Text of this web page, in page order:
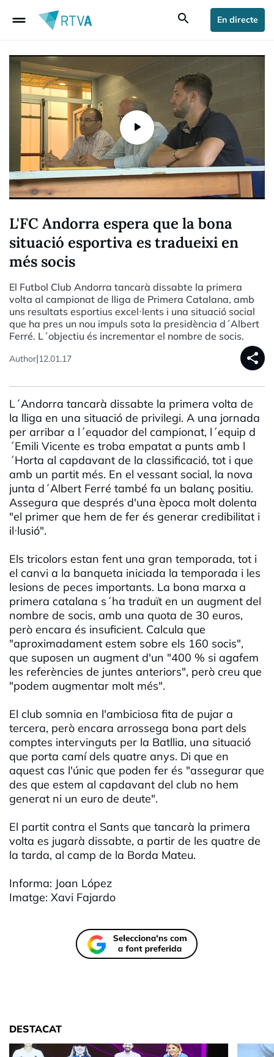
drag_handle search En directe
L'FC Andorra espera que la bona
situació esportiva es tradueixi en
més socis
El Futbol Club Andorra tancarà dissabte la primera
volta al campionat de lliga de Primera Catalana, amb
uns resultats esportius excel·lents i una situació social
que ha pres un nou impuls sota la presidència d´Albert
Ferré. L´objectiu és incrementar el nombre de socis.
Author|12.01.17 share
L´Andorra tancarà dissabte la primera volta de
la lliga en una situació de privilegi. A una jornada
per arribar a l´equador del campionat, l´equip d
´Emili Vicente es troba empatat a punts amb l
´Horta al capdavant de la classificació, tot i que
amb un partit més. En el vessant social, la nova
junta d´Albert Ferré també fa un balanç positiu.
Assegura que després d'una època molt dolenta
"el primer que hem de fer és generar credibilitat i
il·lusió".
Els tricolors estan fent una gran temporada, tot i
el canvi a la banqueta iniciada la temporada i les
lesions de peces importants. La bona marxa a
primera catalana s´ha traduït en un augment del
nombre de socis, amb una quota de 30 euros,
però encara és insuficient. Calcula que
"aproximadament estem sobre els 160 socis",
que suposen un augment d'un "400 % si agafem
les referències de juntes anteriors", però creu que
"podem augmentar molt més".
El club somnia en l'ambiciosa fita de pujar a
tercera, però encara arrossega bona part dels
comptes intervinguts per la Batllia, una situació
que porta camí dels quatre anys. Di que en
aquest cas l'únic que poden fer és "assegurar que
des que estem al capdavant del club no hem
generat ni un euro de deute".
El partit contra el Sants que tancarà la primera
volta es jugarà dissabte, a partir de les quatre de
la tarda, al camp de la Borda Mateu.
Informa: Joan López
Imatge: Xavi Fajardo
DESTACAT